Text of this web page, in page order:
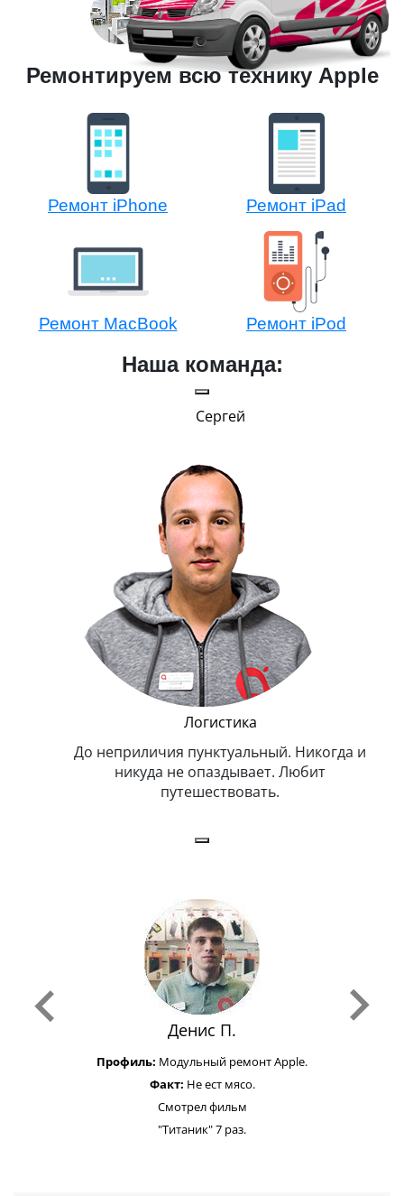
Ремонтируем всю технику Apple
Ремонт iPhone Ремонт iPad
Ремонт MacBook Ремонт iPod
Наша команда:
Сергей
Логистика
До неприличия пунктуальный. Никогда и
никуда не опаздывает. Любит
путешествовать.
Денис П.
Профиль: Модульный ремонт Apple.
Факт: Не ест мясо.
Смотрел фильм
"Титаник" 7 раз.